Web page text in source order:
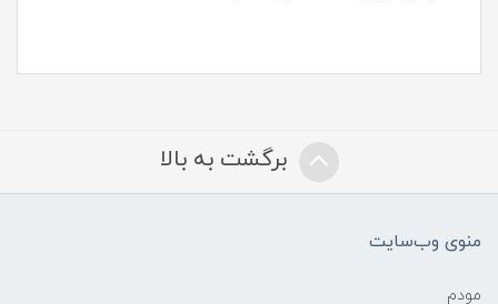
برگشت به بالا
منوی وب‌سایت
مودم